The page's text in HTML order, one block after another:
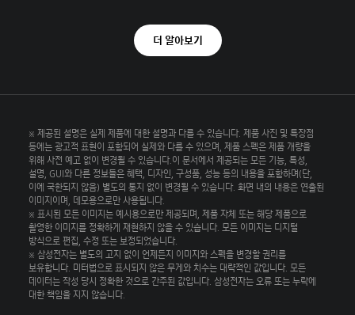
더 알아보기
※ 제공된 설명은 실제 제품에 대한 설명과 다를 수 있습니다. 제품 사진 및 특장점
등에는 광고적 표현이 포함되어 실제와 다를 수 있으며, 제품 스펙은 제품 개량을
위해 사전 예고 없이 변경될 수 있습니다.이 문서에서 제공되는 모든 기능, 특성,
설명, GUI와 다른 정보들은 혜택, 디자인, 구성품, 성능 등의 내용을 포함하며(단,
이에 국한되지 않음) 별도의 통지 없이 변경될 수 있습니다. 화면 내의 내용은 연출된
이미지이며, 데모용으로만 사용됩니다.
※ 표시된 모든 이미지는 예시용으로만 제공되며, 제품 자체 또는 해당 제품으로
촬영한 이미지를 정확하게 재현하지 않을 수 있습니다. 모든 이미지는 디지털
방식으로 편집, 수정 또는 보정되었습니다.
※ 삼성전자는 별도의 고지 없이 언제든지 이미지와 스펙을 변경할 권리를
보유합니다. 미터법으로 표시되지 않은 무게와 치수는 대략적인 값입니다. 모든
데이터는 작성 당시 정확한 것으로 간주된 값입니다. 삼성전자는 오류 또는 누락에
대한 책임을 지지 않습니다.